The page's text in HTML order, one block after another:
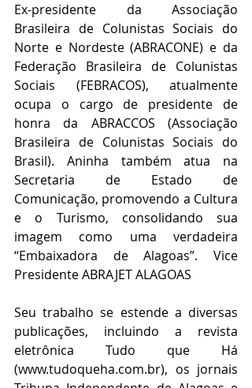
Ex-presidente da Associação
Brasileira de Colunistas Sociais do
Norte e Nordeste (ABRACONE) e da
Federação Brasileira de Colunistas
Sociais (FEBRACOS), atualmente
ocupa o cargo de presidente de
honra da ABRACCOS (Associação
Brasileira de Colunistas Sociais do
Brasil). Aninha também atua na
Secretaria de Estado de
Comunicação, promovendo a Cultura
e o Turismo, consolidando sua
imagem como uma verdadeira
“Embaixadora de Alagoas”. Vice
Presidente ABRAJET ALAGOAS
Seu trabalho se estende a diversas
publicações, incluindo a revista
eletrônica Tudo que Há
(www.tudoqueha.com.br), os jornais